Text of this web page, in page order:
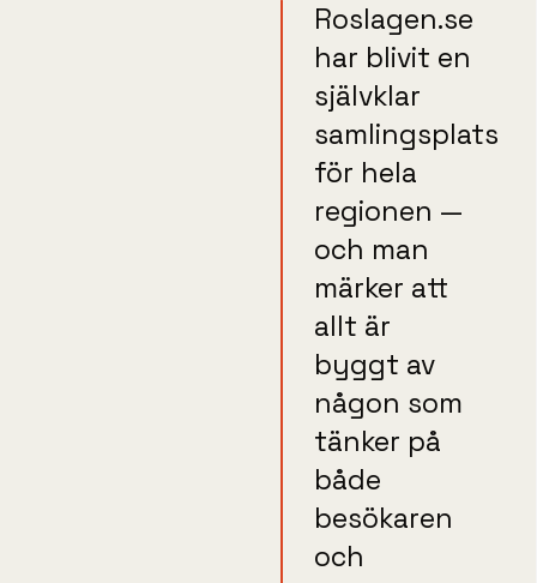
Roslagen.se
har blivit en
självklar
samlingsplats
för hela
regionen —
och man
märker att
allt är
byggt av
någon som
tänker på
både
besökaren
och